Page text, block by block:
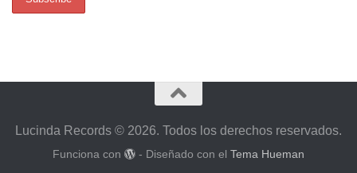
Lucinda Records © 2026. Todos los derechos reservados.
Funciona con - Diseñado con el Tema Hueman